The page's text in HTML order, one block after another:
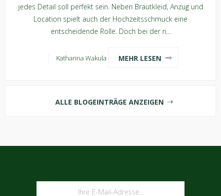
jedes Detail soll perfekt sein. Neben Brautkleid, Anzug und
Location spielt auch der Hochzeitsschmuck eine
entscheidende Rolle. Doch bei der ri...
Katharina Wakula MEHR LESEN
ALLE BLOGEINTRÄGE ANZEIGEN